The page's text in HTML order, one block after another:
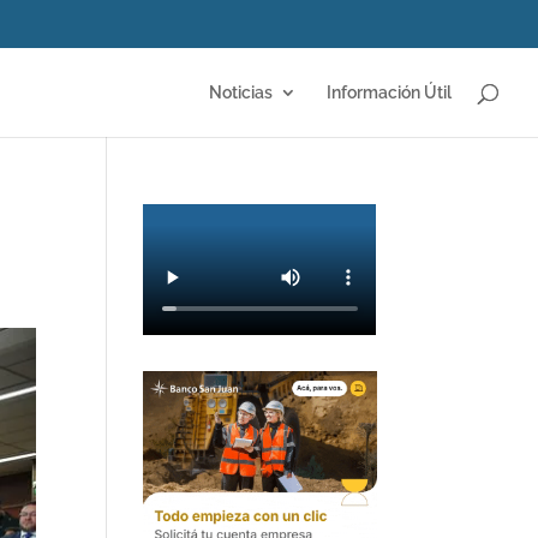
Noticias Información Útil